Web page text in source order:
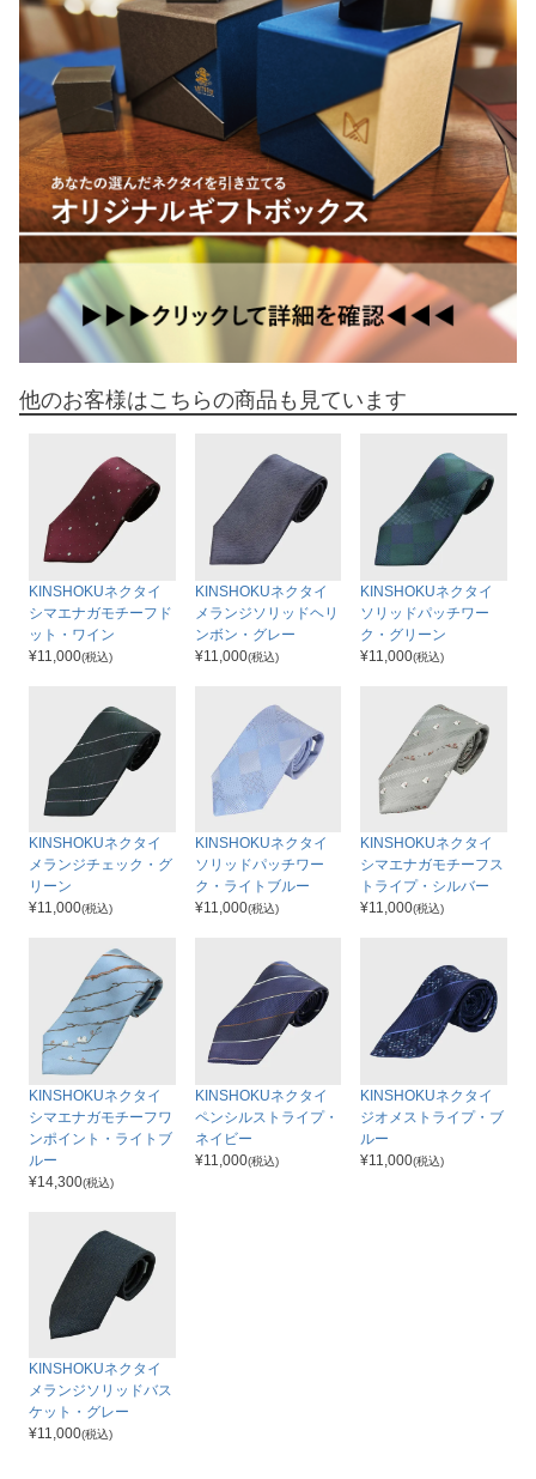
他のお客様はこちらの商品も見ています
KINSHOKUネクタイ
シマエナガモチーフド
ット・ワイン
¥11,000(税込)
KINSHOKUネクタイ
メランジソリッドヘリ
ンボン・グレー
¥11,000(税込)
KINSHOKUネクタイ
ソリッドパッチワー
ク・グリーン
¥11,000(税込)
KINSHOKUネクタイ
メランジチェック・グ
リーン
¥11,000(税込)
KINSHOKUネクタイ
ソリッドパッチワー
ク・ライトブルー
¥11,000(税込)
KINSHOKUネクタイ
シマエナガモチーフス
トライプ・シルバー
¥11,000(税込)
KINSHOKUネクタイ
シマエナガモチーフワ
ンポイント・ライトブ
ルー
¥14,300(税込)
KINSHOKUネクタイ
ペンシルストライプ・
ネイビー
¥11,000(税込)
KINSHOKUネクタイ
ジオメストライプ・ブ
ルー
¥11,000(税込)
KINSHOKUネクタイ
メランジソリッドバス
ケット・グレー
¥11,000(税込)